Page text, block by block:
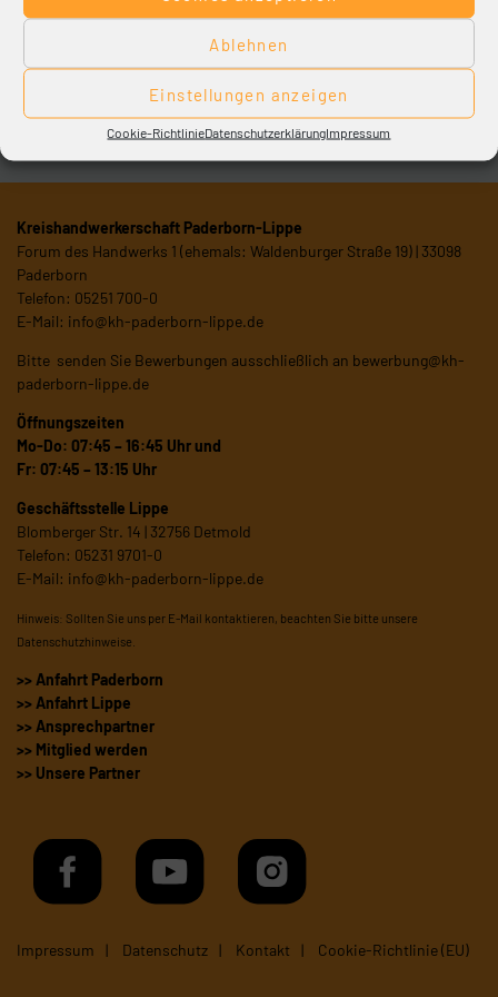
Ablehnen
Einstellungen anzeigen
Cookie-RichtlinieDatenschutzerklärungImpressum
Themenübersicht
Kreishandwerkerschaft Paderborn-Lippe
Forum des Handwerks 1 (ehemals: Waldenburger Straße 19) | 33098
Paderborn
Telefon: 05251 700-0
E-Mail: info@kh-paderborn-lippe.de
Bitte senden Sie Bewerbungen ausschließlich an bewerbung@kh-
paderborn-lippe.de
Öffnungszeiten
Mo-Do: 07:45 – 16:45 Uhr und
Fr: 07:45 – 13:15 Uhr
Geschäftsstelle Lippe
Blomberger Str. 14 | 32756 Detmold
Telefon: 05231 9701-0
E-Mail: info@kh-paderborn-lippe.de
Hinweis: Sollten Sie uns per E-Mail kontaktieren, beachten Sie bitte unsere
Datenschutzhinweise
>> Anfahrt Paderborn
>> Anfahrt Lippe
>> Ansprechpartner
>> Mitglied werden
>> Unsere Partner
Impressum Datenschutz Kontakt Cookie-Richtlinie (EU)